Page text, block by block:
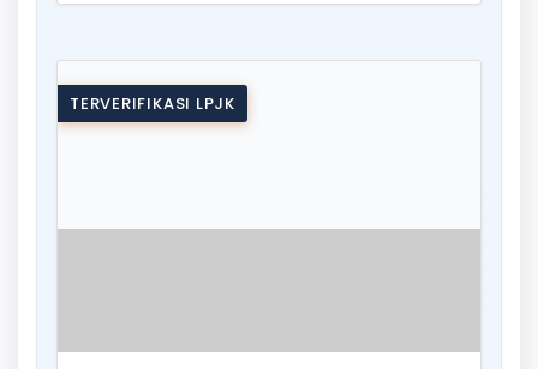
TERVERIFIKASI LPJK